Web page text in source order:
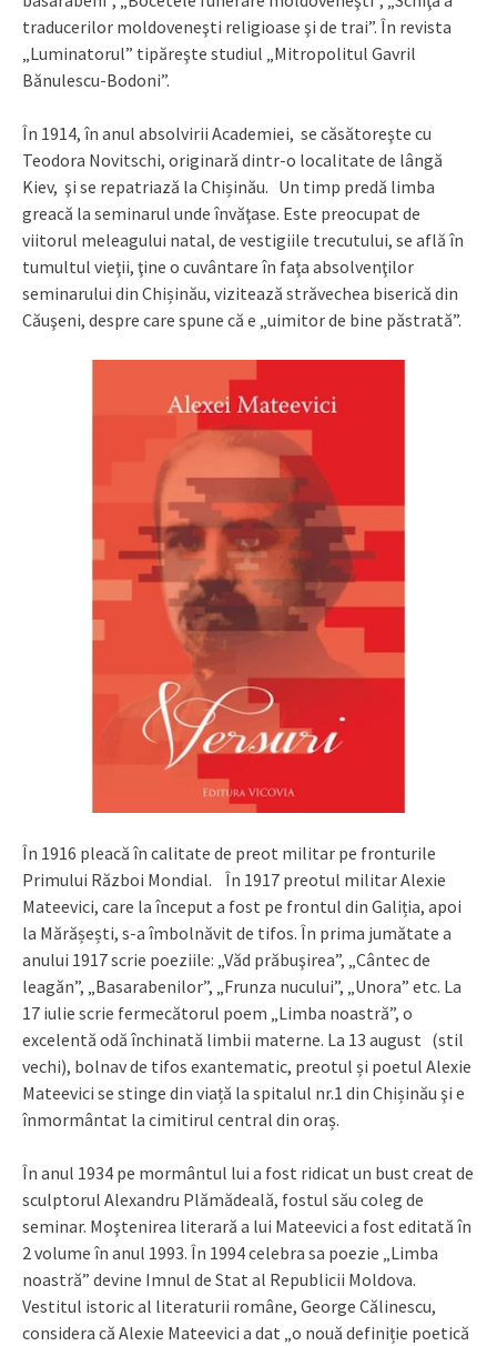
traducerilor moldoveneşti religioase şi de trai”. În revista
„Luminatorul” tipăreşte studiul „Mitropolitul Gavril
Bănulescu-Bodoni”.
În 1914, în anul absolvirii Academiei, se căsătoreşte cu
Teodora Novitschi, originară dintr-o localitate de lângă
Kiev, şi se repatriază la Chișinău. Un timp predă limba
greacă la seminarul unde învăţase. Este preocupat de
viitorul meleagului natal, de vestigiile trecutului, se află în
tumultul vieţii, ţine o cuvântare în faţa absolvenţilor
seminarului din Chișinău, vizitează străvechea biserică din
Căuşeni, despre care spune că e „uimitor de bine păstrată”.
În 1916 pleacă în calitate de preot militar pe fronturile
Primului Război Mondial. În 1917 preotul militar Alexie
Mateevici, care la început a fost pe frontul din Galiția, apoi
la Mărășești, s-a îmbolnăvit de tifos. În prima jumătate a
anului 1917 scrie poeziile: „Văd prăbuşirea”, „Cântec de
leagăn”, „Basarabenilor”, „Frunza nucului”, „Unora” etc. La
17 iulie scrie fermecătorul poem „Limba noastră”, o
excelentă odă închinată limbii materne. La 13 august (stil
vechi), bolnav de tifos exantematic, preotul și poetul Alexie
Mateevici se stinge din viață la spitalul nr.1 din Chișinău şi e
înmormântat la cimitirul central din oraș.
În anul 1934 pe mormântul lui a fost ridicat un bust creat de
sculptorul Alexandru Plămădeală, fostul său coleg de
seminar. Moştenirea literară a lui Mateevici a fost editată în
2 volume în anul 1993. În 1994 celebra sa poezie „Limba
noastră” devine Imnul de Stat al Republicii Moldova.
Vestitul istoric al literaturii române, George Călinescu,
considera că Alexie Mateevici a dat „o nouă definiție poetică